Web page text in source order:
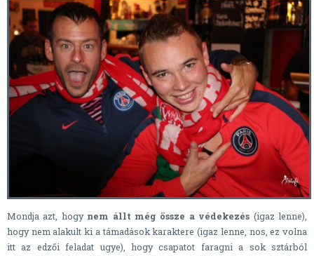
Mondja azt, hogy nem állt még össze a védekezés (igaz lenne),
hogy nem alakult ki a támadások karaktere (igaz lenne, nos, ez volna
itt az edzői feladat ugye), hogy csapatot faragni a sok sztárból